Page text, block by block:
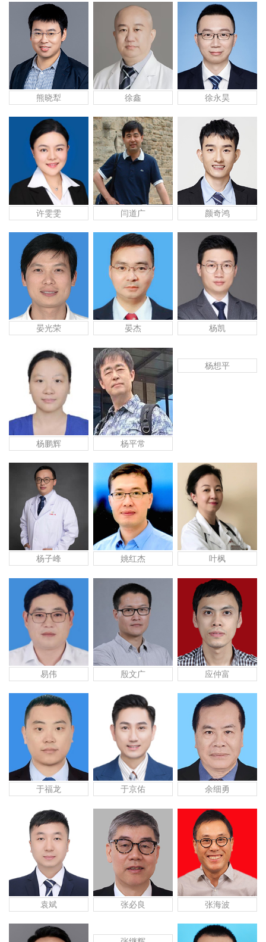
熊晓犁 徐鑫 徐永昊
许雯雯 闫道广 颜奇鸿
晏光荣 晏杰 杨凯
杨鹏辉 杨平常
杨想平
杨子峰 姚红杰 叶枫
易伟 殷文广 应仲富
于福龙 于京佑 余细勇
袁斌 张必良 张海波